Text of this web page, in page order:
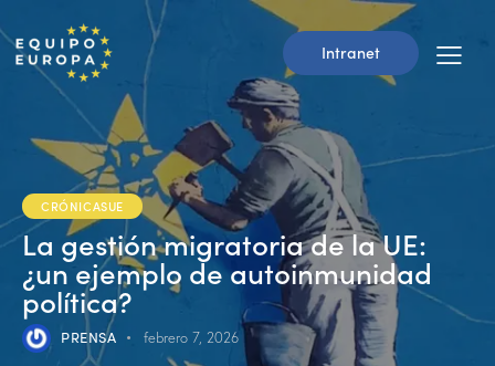
Intranet
CRÓNICASUE
La gestión migratoria de la UE:
¿un ejemplo de autoinmunidad
política?
PRENSA febrero 7, 2026